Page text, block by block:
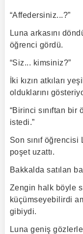
“Affedersiniz...?”
Luna arkasını
öğrenci gördü.
“Siz... kimsiniz?”
İki kızın atkıları
olduklarını
“Birinci sınıftan
istedi.”
Son sınıf
poşet uzattı.
Bakkalda satılan
Zengin halk böyle
küçümseyebilirdi
gibiydi.
Luna geniş